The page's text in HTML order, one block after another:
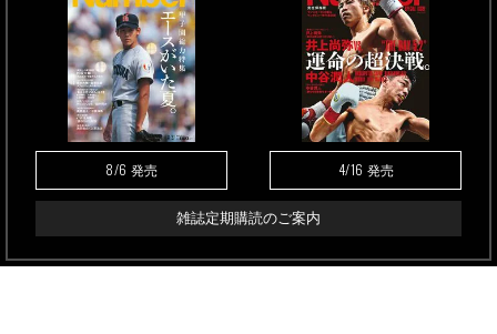
8/6 発売 4/16 発売
雑誌定期購読のご案内